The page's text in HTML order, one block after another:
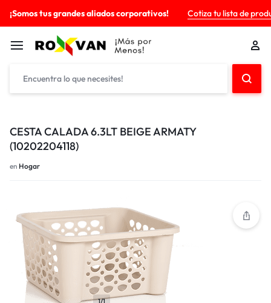
¡Somos tus grandes aliados corporativos! Cotiza tu lista de
CESTA CALADA 6.3LT BEIGE ARMATY
(10202204118)
en Hogar
1/1